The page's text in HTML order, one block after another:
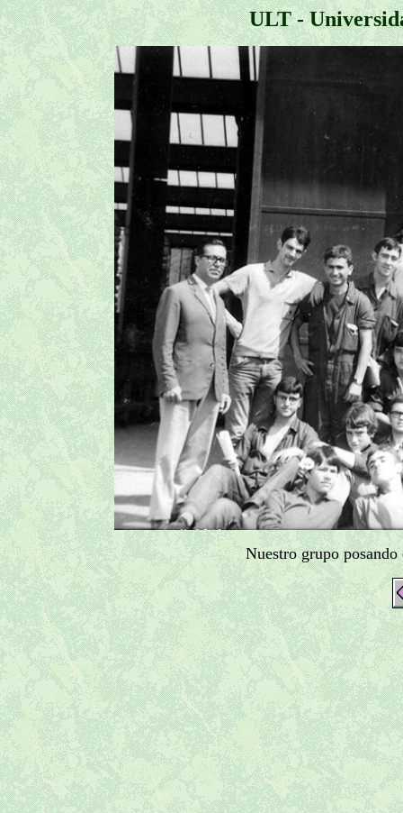
ULT -
Nuestro grupo